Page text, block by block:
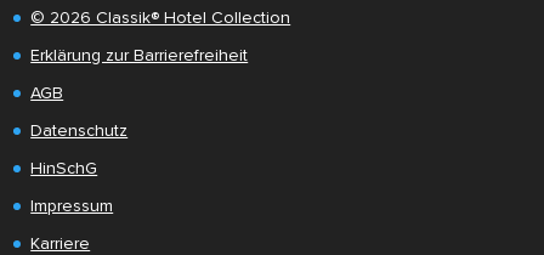
© 2026 Classik® Hotel Collection
Erklärung zur Barrierefreiheit
AGB
Datenschutz
HinSchG
Impressum
Karriere